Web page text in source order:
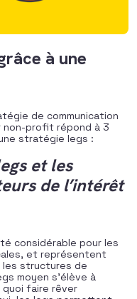
à une
de communication
profit répond à 3
stratégie legs :
et les
de l’intérêt
considérable pour les
et représentent
les structures de
moyen s’élève à
quoi faire rêver